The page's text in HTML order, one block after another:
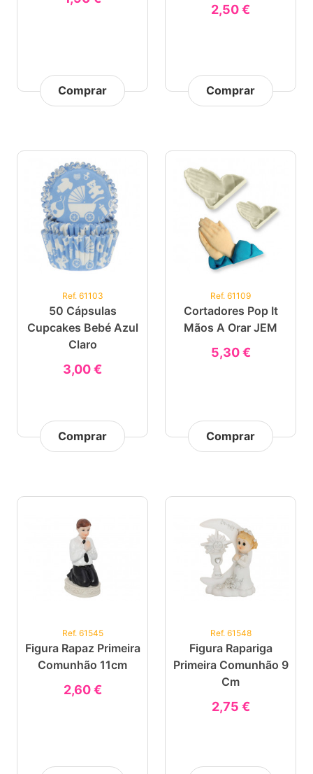
Comprar
2,50 €
Comprar
Ref. 61103
50 Cápsulas
Cupcakes Bebé Azul
Claro
3,00 €
Comprar
Ref. 61109
Cortadores Pop It
Mãos A Orar JEM
5,30 €
Comprar
Ref. 61545
Figura Rapaz Primeira
Comunhão 11cm
2,60 €
Ref. 61548
Figura Rapariga
Primeira Comunhão 9
Cm
2,75 €